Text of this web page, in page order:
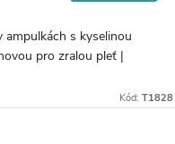
ampulkách s kyselinou
pro zralou pleť |
Kód: T1828